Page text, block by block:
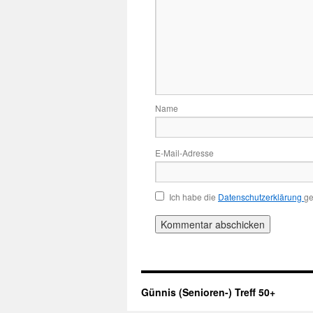
Name
E-Mail-Adresse
Ich habe die Datenschutzerklärung
Günnis (Senioren-) Treff 50+